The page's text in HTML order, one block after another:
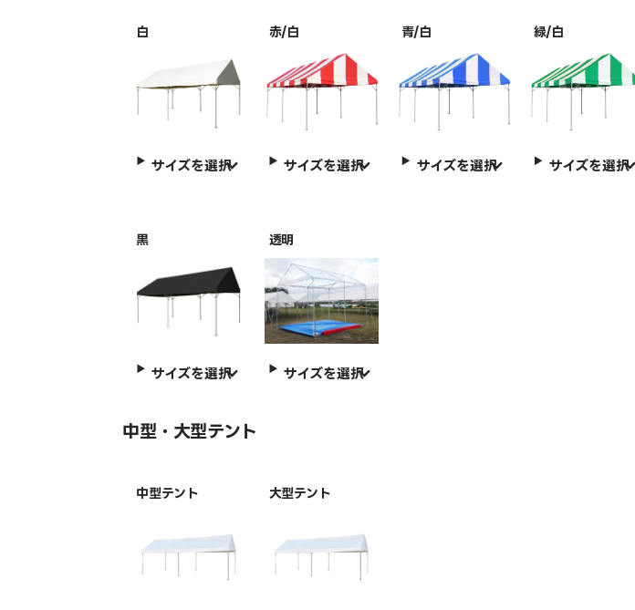
白
サイズを選択
赤/白
サイズを選択
青/白
サイズを選択
緑/白
サイズを選択
黒
サイズを選択
透明
サイズを選択
中型・大型テント
中型テント 大型テント